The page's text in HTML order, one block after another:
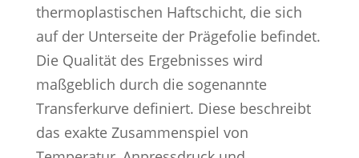
thermoplastischen Haftschicht, die sich
auf der Unterseite der Prägefolie befindet.
Die Qualität des Ergebnisses wird
maßgeblich durch die sogenannte
Transferkurve definiert. Diese beschreibt
das exakte Zusammenspiel von